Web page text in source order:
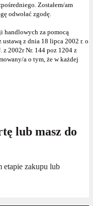
Zostałem/am
odwołać zgodę.
handlowych za pomocą
z dnia 18 lipca 2002 r. o
z 2002r Nr. 144 poz 1204 z
a o tym, że w każdej
lub masz do
etapie zakupu lub